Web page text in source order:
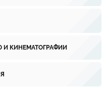
И КИНЕМАТОГРАФИИ